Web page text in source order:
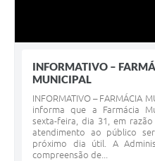
INFORMATIVO –
MUNICIPAL
INFORMATIVO – FARMÁCIA
informa que a Farmácia
sexta-feira, dia 31, em
atendimento ao público
próximo dia útil. A
compreensão de...